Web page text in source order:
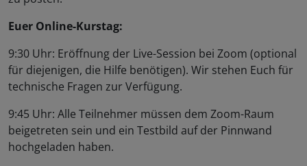
Euer Online-Kurstag:
9:30 Uhr: Eröffnung der Live-Session bei Zoom (optional
für diejenigen, die Hilfe benötigen). Wir stehen Euch für
technische Fragen zur Verfügung.
9:45 Uhr: Alle Teilnehmer müssen dem Zoom-Raum
beigetreten sein und ein Testbild auf der Pinnwand
hochgeladen haben.